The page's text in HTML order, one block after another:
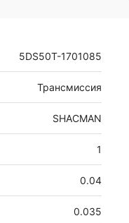
5DS50T-1701085
Трансмиссия
SHACMAN
1
0.04
0.035